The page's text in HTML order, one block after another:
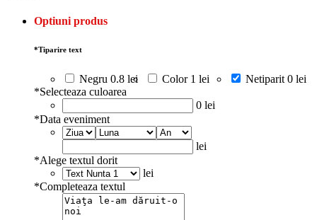
Optiuni produs
*Tiparire text
Negru 0.8 lei Color 1 lei Netiparit 0 lei
*Selecteaza culoarea
0 lei
*Data eveniment
lei
*Alege textul dorit
lei
*Completeaza textul